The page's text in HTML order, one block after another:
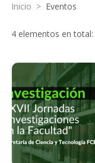
Inicio > Eventos
4 elementos en total: